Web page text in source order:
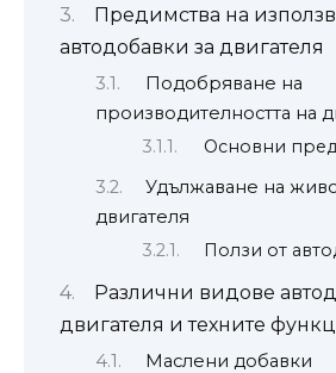
Предимства на
автодобавки за двигателя
Подобряване на
производителността на
Основни
Удължаване на
двигателя
Ползи от
Различни видове
двигателя и техните
Маслени добавки